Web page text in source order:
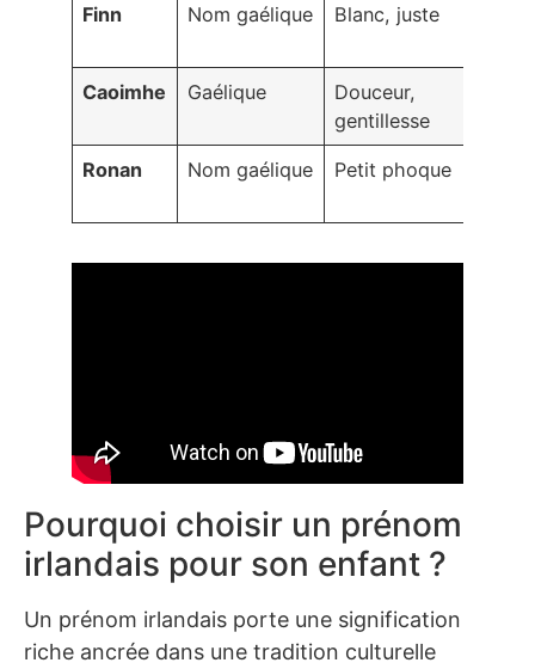
Finn Nom gaélique Blanc, juste
Caoimhe Gaélique
Douceur,
gentillesse
Ronan Nom gaélique Petit phoque
Pourquoi choisir un prénom
irlandais pour son enfant ?
Un prénom irlandais porte une signification
riche ancrée dans une tradition culturelle